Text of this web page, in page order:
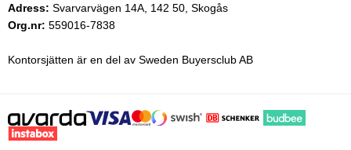
Adress: Svarvarvägen 14A, 142 50, Skogås
Org.nr: 559016-7838
Kontorsjätten är en del av Sweden Buyersclub AB